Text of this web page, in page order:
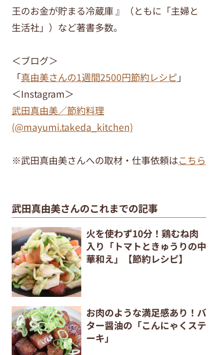
王のお金が貯まる冷蔵庫 』（ともに「主婦と
生活社」）など著書多数。
＜ブログ＞
「真由美さんの1週間2500円節約レシピ 」
＜Instagram＞
武田真由美／節約料理
(@mayumi.takeda_kitchen)
※武田真由美さんへの取材・仕事依頼はこちら
武田真由美さんのこれまでの記事
火を使わず10分！鶏むね肉
入り「トマトときゅうりの中
華和え」【節約レシピ】
お肉のような満足感あり！バ
ター醤油の「こんにゃくステ
ーキ」